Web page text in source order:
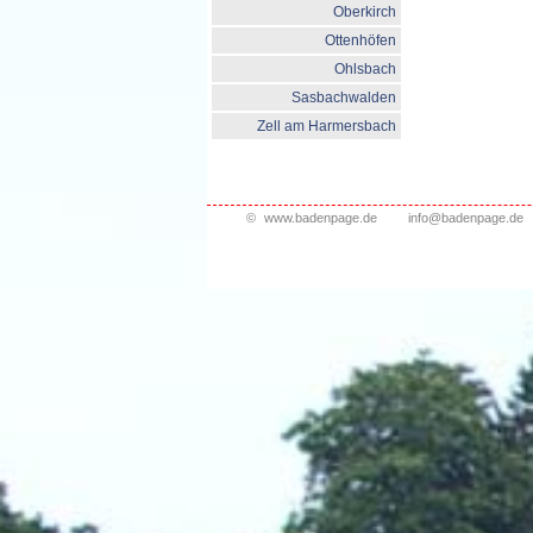
Oberkirch
Ottenhöfen
Ohlsbach
Sasbachwalden
Zell am Harmersbach
© www.badenpage.de info@badenpage.de